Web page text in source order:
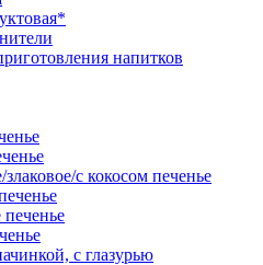
напитков
с кокосом печенье
с глазурью